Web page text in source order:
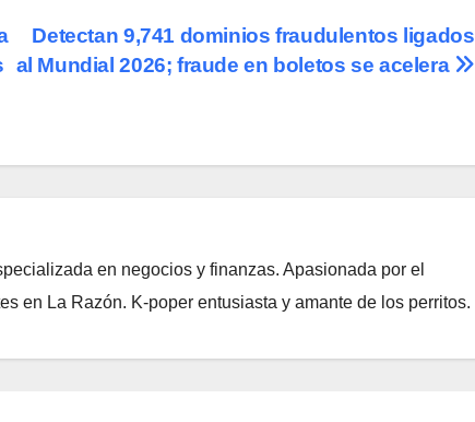
Detectan 9,741 dominios fraudulentos ligados
al Mundial 2026; fraude en boletos se acelera
en negocios y finanzas. Apasionada por el
en La Razón. K-poper entusiasta y amante de los perritos.